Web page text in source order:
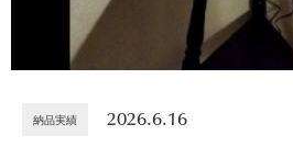
納品実績 2026.6.16